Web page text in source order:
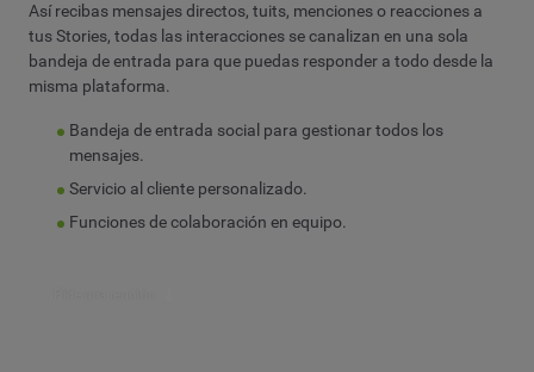
Así recibas mensajes directos, tuits, menciones o reacciones a
tus Stories, todas las interacciones se canalizan en una sola
bandeja de entrada para que puedas responder a todo desde la
misma plataforma.
Bandeja de entrada social para gestionar todos los
mensajes.
Servicio al cliente personalizado.
Funciones de colaboración en equipo.